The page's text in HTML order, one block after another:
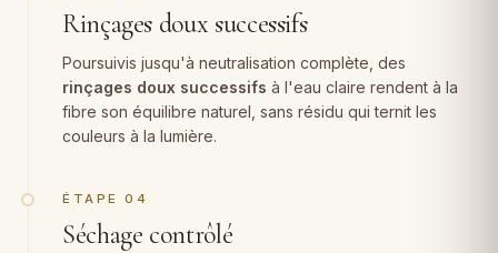
Rinçages doux successifs
Poursuivis jusqu'à neutralisation complète, des
rinçages doux successifs à l'eau claire rendent à la
fibre son équilibre naturel, sans résidu qui ternit les
couleurs à la lumière.
ÉTAPE 04
Séchage contrôlé